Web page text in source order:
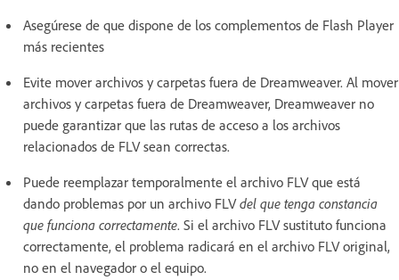
Asegúrese de que dispone de los complementos de Flash Player
más recientes
Evite mover archivos y carpetas fuera de Dreamweaver. Al mover
archivos y carpetas fuera de Dreamweaver, Dreamweaver no
puede garantizar que las rutas de acceso a los archivos
relacionados de FLV sean correctas.
Puede reemplazar temporalmente el archivo FLV que está
dando problemas por un archivo FLVdel que tenga constancia
que funciona correctamente. Si el archivo FLV sustituto funciona
correctamente, el problema radicará en el archivo FLV original,
no en el navegador o el equipo.